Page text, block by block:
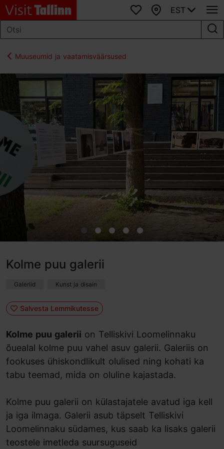
Lemmikud
Kaart
EST
Muuseumid ja vaatamisväärsused
Kolme puu galerii
Galeriid Kunst ja disain
Salvesta Lemmikutesse
Kolme puu galerii on Telliskivi Loomelinnaku
õuealal kolme puu vahel asuv galerii. Galeriis on
fookuses ühiskondlikult olulised ning kohati ka
tabu teemad, mida on oluline kajastada.
Kolme puu galerii on külastajatele avatud iga kell
ja iga ilmaga. Galerii asub täpselt Telliskivi
Loomelinnaku südames, kus saab ka lisaks galerii
teostele imetleda suursuguseid